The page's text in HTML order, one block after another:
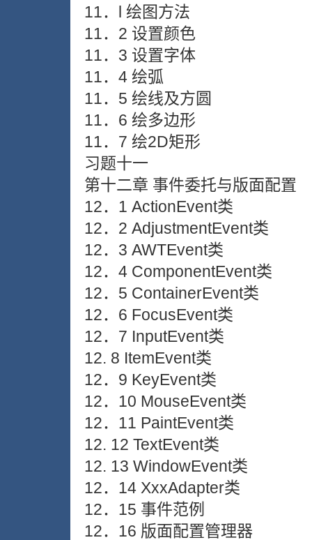
11．l 绘图方法
11．2 设置颜色
11．3 设置字体
11．4 绘弧
11．5 绘线及方圆
11．6 绘多边形
11．7 绘2D矩形
习题十一
第十二章 事件委托与版面配置
12．1 ActionEvent类
12．2 AdjustmentEvent类
12．3 AWTEvent类
12．4 ComponentEvent类
12．5 ContainerEvent类
12．6 FocusEvent类
12．7 InputEvent类
12. 8 ItemEvent类
12．9 KeyEvent类
12．10 MouseEvent类
12．11 PaintEvent类
12. 12 TextEvent类
12. 13 WindowEvent类
12．14 XxxAdapter类
12．15 事件范例
12．16 版面配置管理器